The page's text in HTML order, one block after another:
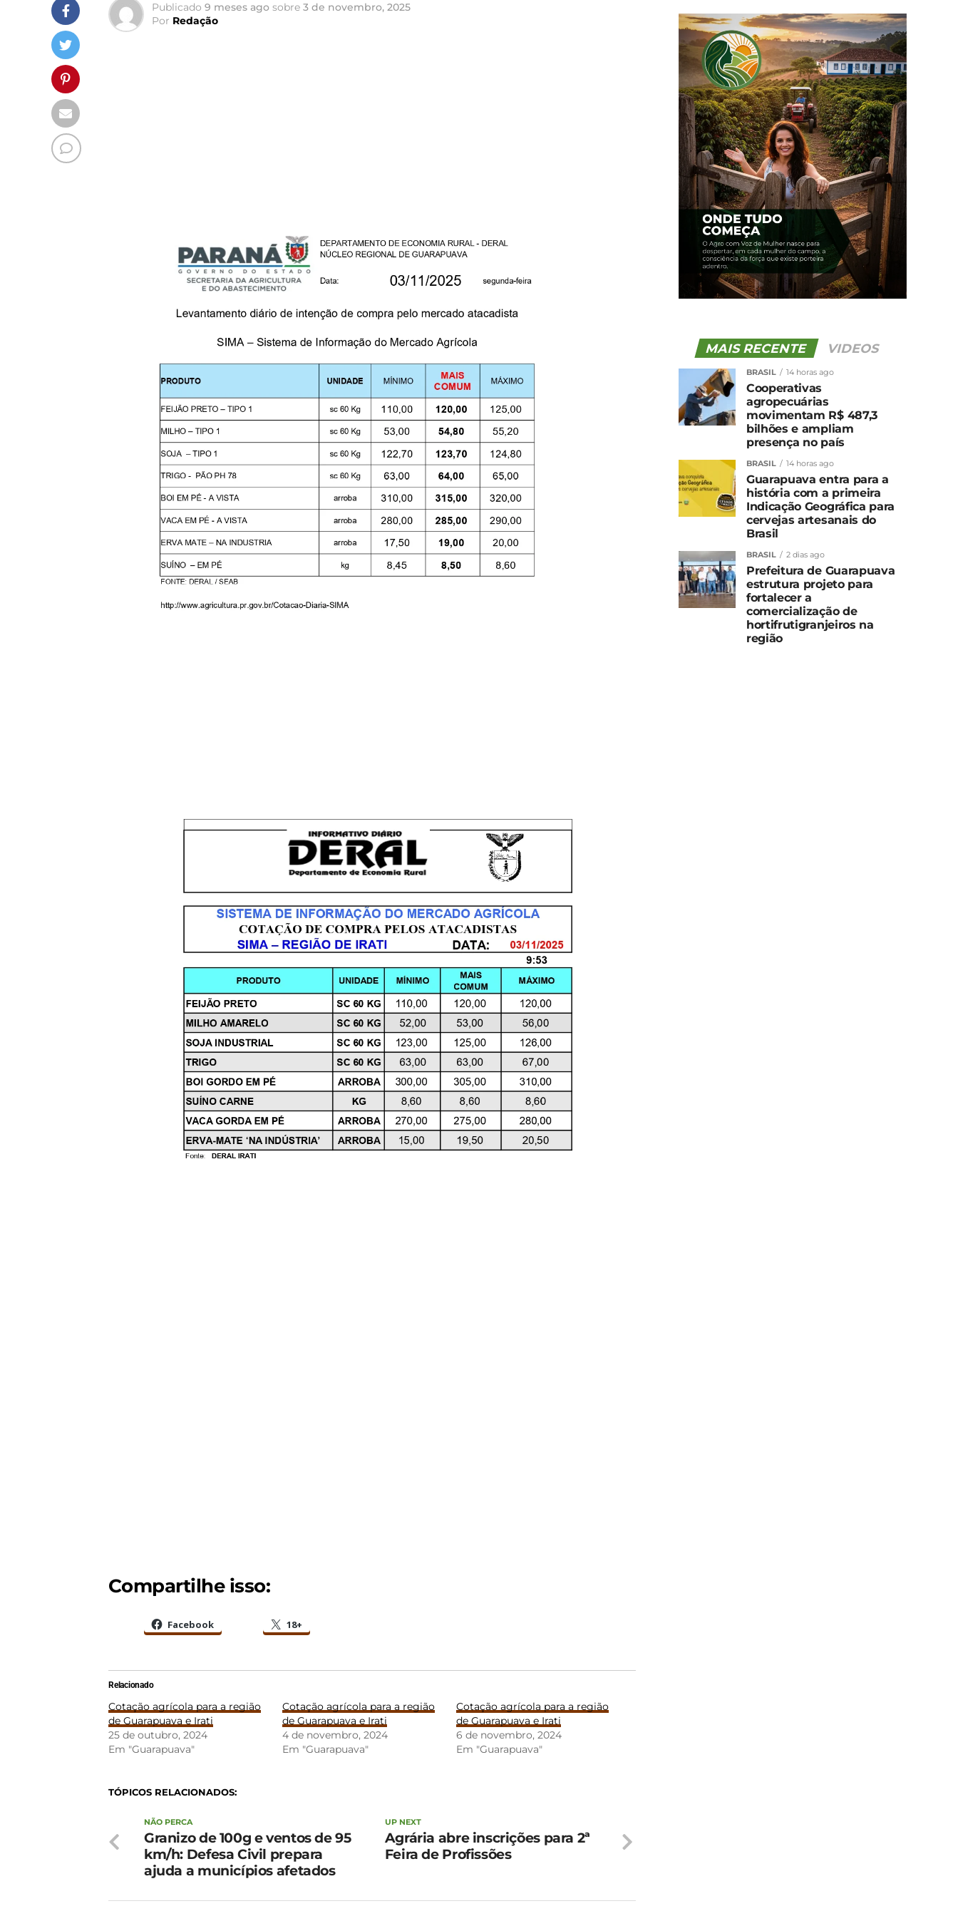
Publicado 9 meses ago sobre 3 de novembro, 2025
Por Redação
Compartilhe isso:
Facebook 18+
Relacionado
Cotação agrícola para a região
de Guarapuava e Irati
25 de outubro, 2024
Em "Guarapuava"
Cotação agrícola para a região
de Guarapuava e Irati
4 de novembro, 2024
Em "Guarapuava"
Cotação agrícola para a região
de Guarapuava e Irati
6 de novembro, 2024
Em "Guarapuava"
TÓPICOS RELACIONADOS:
UP NEXT
Agrária abre inscrições para 2ª
Feira de Profissões
NÃO PERCA
Granizo de 100g e ventos de 95
km/h: Defesa Civil prepara
ajuda a municípios afetados
MAIS RECENTE VIDEOS
BRASIL 14 horas ago
Cooperativas
agropecuárias
movimentam R$ 487,3
bilhões e ampliam
presença no país
BRASIL 14 horas ago
Guarapuava entra para a
história com a primeira
Indicação Geográfica para
cervejas artesanais do
Brasil
BRASIL 2 dias ago
Prefeitura de Guarapuava
estrutura projeto para
fortalecer a
comercialização de
hortifrutigranjeiros na
região